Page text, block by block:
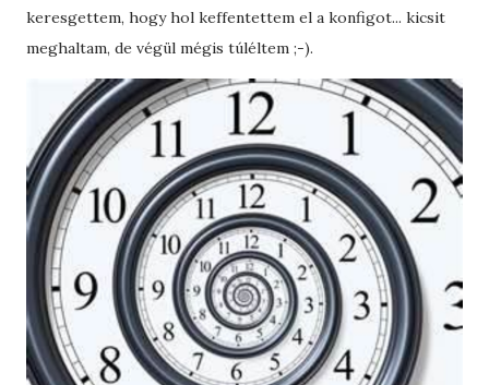
keresgettem, hogy hol keffentettem el a konfigot... kicsit
meghaltam, de végül mégis túléltem ;-).